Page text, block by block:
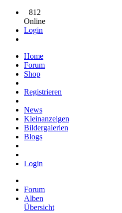
812
Online
Login
Home
Forum
Shop
Registrieren
News
Kleinanzeigen
Bildergalerien
Blogs
Login
Forum
Alben
Übersicht